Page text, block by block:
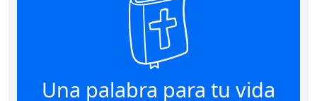
Una palabra para tu vida